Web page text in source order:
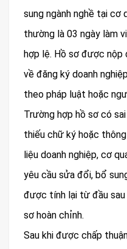
sung ngành nghề tại cơ
thường là 03 ngày làm
hợp lệ. Hồ sơ được nộp
về đăng ký doanh
theo pháp luật hoặc
Trường hợp hồ sơ có
thiếu chữ ký hoặc
liệu doanh nghiệp, cơ
yêu cầu sửa đổi, bổ
được tính lại từ đầu sau
sơ hoàn chỉnh.
Sau khi được chấp